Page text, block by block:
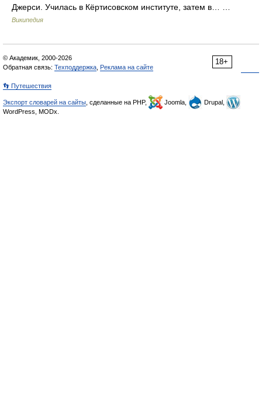
Джерси. Училась в Кёртисовском институте, затем в… …
Википедия
18+
© Академик, 2000-2026
Обратная связь: Техподдержка Реклама на сайте
👣 Путешествия
Экспорт словарей на сайты , сделанные на PHP, Joomla,
Drupal,
WordPress, MODx.